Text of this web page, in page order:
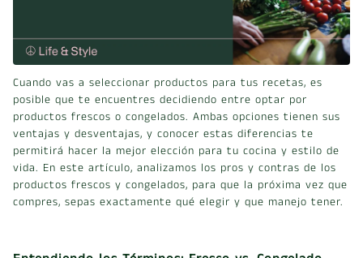
Cuando vas a seleccionar productos para tus recetas, es
posible que te encuentres decidiendo entre optar por
productos frescos o congelados. Ambas opciones tienen sus
ventajas y desventajas, y conocer estas diferencias te
permitirá hacer la mejor elección para tu cocina y estilo de
vida. En este artículo, analizamos los pros y contras de los
productos frescos y congelados, para que la próxima vez que
compres, sepas exactamente qué elegir y que manejo tener.